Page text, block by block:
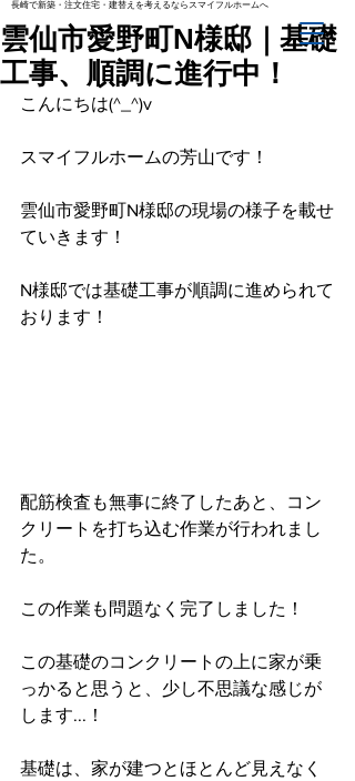
長崎で新築・注文住宅・建替えを考えるならスマイフルホームへ
雲仙市愛野町N様邸｜基礎
工事、順調に進行中！
こんにちは(^_^)v
スマイフルホームの芳山です！
雲仙市愛野町N様邸の現場の様子を載せ
ていきます！
N様邸では基礎工事が順調に進められて
おります！
配筋検査も無事に終了したあと、コン
クリートを打ち込む作業が行われまし
た。
この作業も問題なく完了しました！
この基礎のコンクリートの上に家が乗
っかると思うと、少し不思議な感じが
します...！
基礎は、家が建つとほとんど見えなく